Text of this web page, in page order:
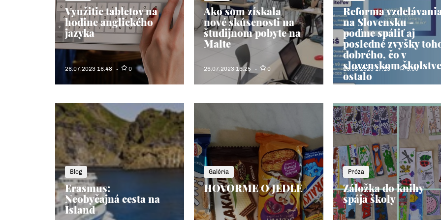
Využitie tabletov na
hodine anglického
jazyka
26.07.2023 16:48 0
Ako som získala
nové skúsenosti na
študijnom pobyte na
Malte
26.07.2023 16:25 0
Reforma
na Slovensku -
poďme spáliť aj
posledné zvyšky
dobrého, čo v
slovenskom školstve
ostalo
16.03.2023 17:13 5.00
Blog
Erasmus:
Neobyčajná cesta na
Island
Galéria
HOVORME O JEDLE
Próza
Záložka do knihy
spája školy